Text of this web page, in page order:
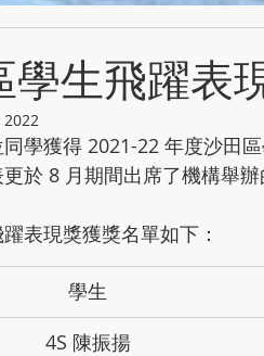
學生飛躍表
2022
學獲得 2021-22 年度沙田
於 8 月期間出席了機構舉
表現獎獲獎名單如下：
學生
4S 陳振揚